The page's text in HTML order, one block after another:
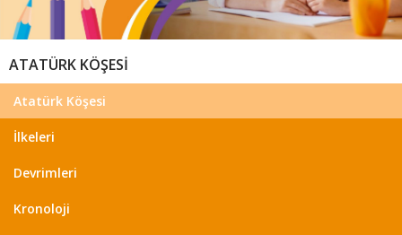
ATATÜRK KÖŞESİ
Atatürk Köşesi
İlkeleri
Devrimleri
Kronoloji